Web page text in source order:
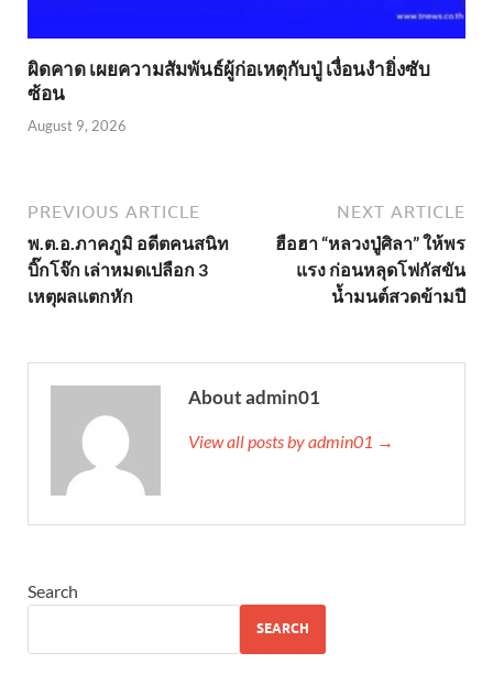
ผิดคาด เผยความสัมพันธ์ผู้ก่อเหตุกับปู่ เงื่อนงำยิ่งซับ
ซ้อน
August 9, 2026
PREVIOUS ARTICLE
พ.ต.อ.ภาคภูมิ อดีตคนสนิท
บิ๊กโจ๊ก เล่าหมดเปลือก 3
เหตุผลแตกหัก
NEXT ARTICLE
ฮือฮา “หลวงปู่ศิลา” ให้พร
แรง ก่อนหลุดโฟกัสขัน
น้ำมนต์สวดข้ามปี
About admin01
View all posts by admin01 →
Search
SEARCH